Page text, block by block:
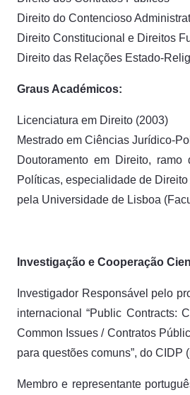
Direito do Contencioso
Direito Constitucional e Direitos
Direito das Relações Estado-
Graus Académicos:
Licenciatura em Direito (2003)
Mestrado em Ciências Jurídico-
Doutoramento em Direito, ramo
Políticas, especialidade de
pela Universidade de Lisboa
Investigação e Cooperação
Investigador Responsável pelo
internacional “Public Contracts:
Common Issues / Contratos
para questões comuns”, do CIDP
Membro e representante